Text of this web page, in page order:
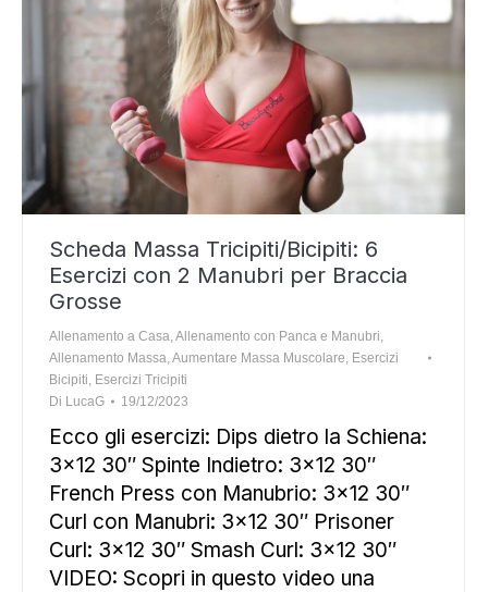
Scheda Massa Tricipiti/Bicipiti: 6
Esercizi con 2 Manubri per Braccia
Grosse
Allenamento a Casa Allenamento con Panca e Manubri
Allenamento Massa Aumentare Massa Muscolare Esercizi
Bicipiti Esercizi Tricipiti
Di LucaG 19/12/2023
Ecco gli esercizi: Dips dietro la Schiena:
3×12 30″ Spinte Indietro: 3×12 30″
French Press con Manubrio: 3×12 30″
Curl con Manubri: 3×12 30″ Prisoner
Curl: 3×12 30″ Smash Curl: 3×12 30″
VIDEO: Scopri in questo video una